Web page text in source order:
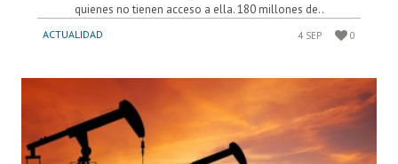
quienes no tienen acceso a ella. 180 millones de..
ACTUALIDAD 4 SEP 0